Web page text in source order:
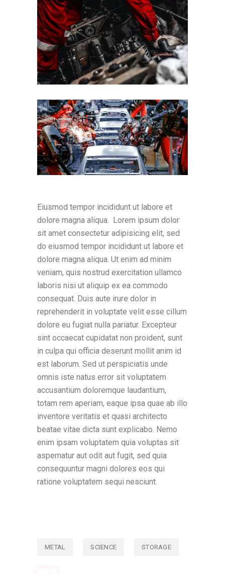
Eiusmod tempor incididunt ut labore et
dolore magna aliqua. Lorem ipsum dolor
sit amet consectetur adipisicing elit, sed
do eiusmod tempor incididunt ut labore et
dolore magna aliqua. Ut enim ad minim
veniam, quis nostrud exercitation ullamco
laboris nisi ut aliquip ex ea commodo
consequat. Duis aute irure dolor in
reprehenderit in voluptate velit esse cillum
dolore eu fugiat nulla pariatur. Excepteur
sint occaecat cupidatat non proident, sunt
in culpa qui officia deserunt mollit anim id
est laborum. Sed ut perspiciatis unde
omnis iste natus error sit voluptatem
accusantium doloremque laudantium,
totam rem aperiam, eaque ipsa quae ab illo
inventore veritatis et quasi architecto
beatae vitae dicta sunt explicabo. Nemo
enim ipsam voluptatem quia voluptas sit
aspernatur aut odit aut fugit, sed quia
consequuntur magni dolores eos qui
ratione voluptatem sequi nesciunt.
METAL SCIENCE STORAGE